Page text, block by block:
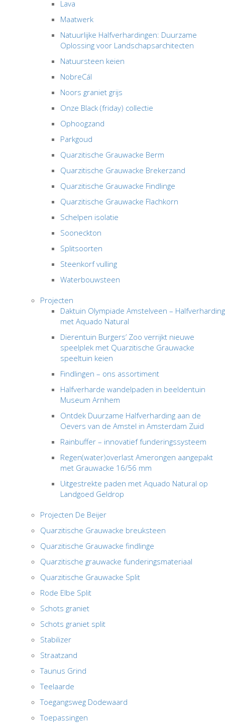
Lava
Maatwerk
Natuurlijke Halfverhardingen: Duurzame
Oplossing voor Landschapsarchitecten
Natuursteen keien
NobreCál
Noors graniet grijs
Onze Black (friday) collectie
Ophoogzand
Parkgoud
Quarzitische Grauwacke Berm
Quarzitische Grauwacke Brekerzand
Quarzitische Grauwacke Findlinge
Quarzitische Grauwacke Flachkorn
Schelpen isolatie
Sooneckton
Splitsoorten
Steenkorf vulling
Waterbouwsteen
Projecten
Daktuin Olympiade Amstelveen – Halfverharding
met Aquado Natural
Dierentuin Burgers’ Zoo verrijkt nieuwe
speelplek met Quarzitische Grauwacke
speeltuin keien
Findlingen – ons assortiment
Halfverharde wandelpaden in beeldentuin
Museum Arnhem
Ontdek Duurzame Halfverharding aan de
Oevers van de Amstel in Amsterdam Zuid
Rainbuffer – innovatief funderingssysteem
Regen(water)overlast Amerongen aangepakt
met Grauwacke 16/56 mm
Uitgestrekte paden met Aquado Natural op
Landgoed Geldrop
Projecten De Beijer
Quarzitische Grauwacke breuksteen
Quarzitische Grauwacke findlinge
Quarzitische grauwacke funderingsmateriaal
Quarzitische Grauwacke Split
Rode Elbe Split
Schots graniet
Schots graniet split
Stabilizer
Straatzand
Taunus Grind
Teelaarde
Toegangsweg Dodewaard
Toepassingen